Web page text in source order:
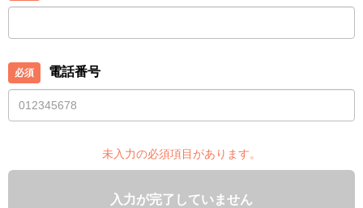
電話番号
未入力の必須項目があります。